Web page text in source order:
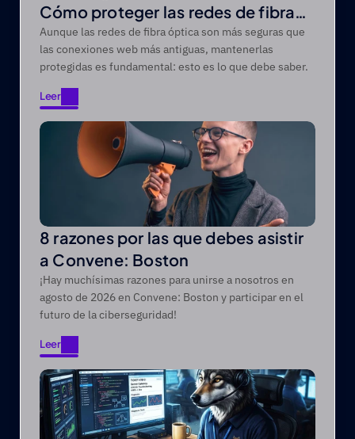
Cómo proteger las redes de fibra
óptica de las amenazas modernas
Aunque las redes de fibra óptica son más seguras que
las conexiones web más antiguas, mantenerlas
protegidas es fundamental: esto es lo que debe saber.
Leer
Leer
8 razones por las que debes asistir
a Convene: Boston
¡Hay muchísimas razones para unirse a nosotros en
agosto de 2026 en Convene: Boston y participar en el
futuro de la ciberseguridad!
Leer
Leer